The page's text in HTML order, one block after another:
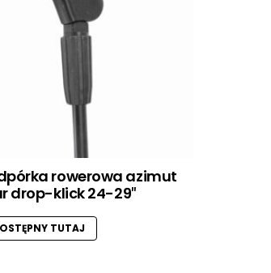
rowerowa azimut
drop-klick 24-29″
TUTAJ